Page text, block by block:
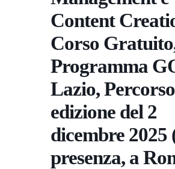
Content
Corso
Programma
Lazio,
edizione del 2
dicembre 2025
presenza, a